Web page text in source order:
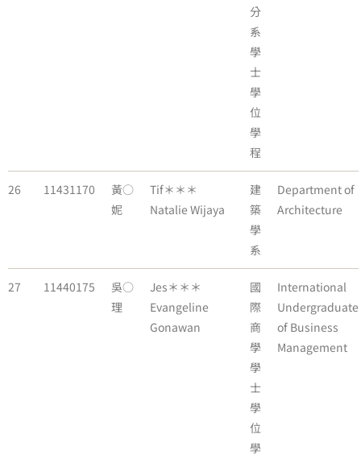
分
系
學
士
學
位
學
程
26 11431170
黃○
妮
Tif＊＊＊
Natalie Wijaya
建
築
學
系
Department of
Architecture
27 11440175
吳○
理
Jes＊＊＊
Evangeline
Gonawan
國
際
商
學
學
士
學
位
學
International
Undergraduate
of Business
Management